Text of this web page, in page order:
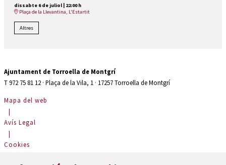
dissabte 6 de juliol
22:00 h
Plaça de la Llevantina, L'Estartit
Altres
Ajuntament de Torroella de Montgrí
T 972 75 81 12 · Plaça de la Vila, 1 · 17257 Torroella de Montgrí
Mapa del web
|
Avís Legal
|
Cookies